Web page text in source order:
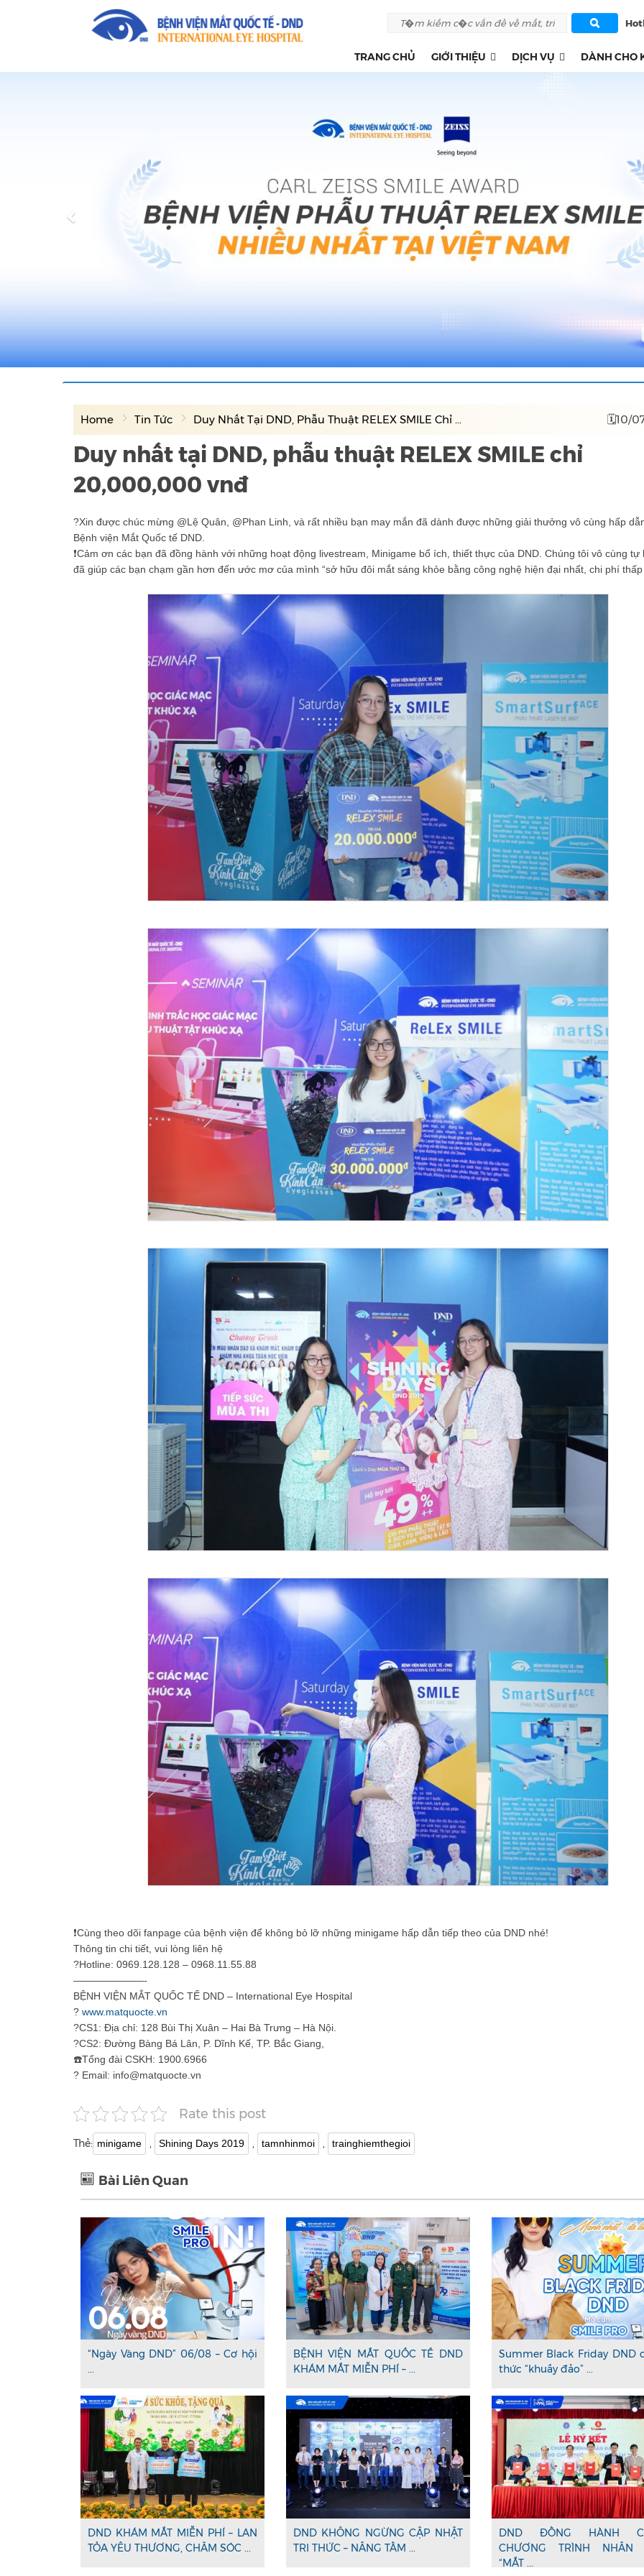
TRANG CHỦ GIỚI THIỆU DỊCH VỤ DÀNH CHO
Home Tin Tức Duy Nhất Tại DND, Phẫu Thuật RELEX SMILE Chỉ ... 🗓10/
Duy nhất tại DND, phẫu thuật RELEX SMILE chỉ
20,000,000 vnđ
?Xin được chúc mừng @Lệ Quân, @Phan Linh, và rất nhiều bạn may mắn đã dành được những giải thưởng vô cùng hấp
Bệnh viện Mắt Quốc tế DND.
❗️Cảm ơn các bạn đã đồng hành với những hoạt động livestream, Minigame bổ ích, thiết thực của DND. Chúng tôi vô cùng tự
đã giúp các bạn chạm gần hơn đến ước mơ của mình “sở hữu đôi mắt sáng khỏe bằng công nghệ hiện đại nhất, chi phí thấp
❗️Cùng theo dõi fanpage của bệnh viện để không bỏ lỡ những minigame hấp dẫn tiếp theo của DND nhé!
Thông tin chi tiết, vui lòng liên hệ
?Hotline: 0969.128.128 – 0968.11.55.88
———————-
BỆNH VIỆN MẮT QUỐC TẾ DND – International Eye Hospital
? www.matquocte.vn
?CS1: Địa chỉ: 128 Bùi Thị Xuân – Hai Bà Trưng – Hà Nội.
?CS2: Đường Bàng Bá Lân, P. Dĩnh Kế, TP. Bắc Giang,
☎️Tổng đài CSKH: 1900.6966
? Email: info@matquocte.vn
Rate this post
Thẻ: minigame , Shining Days 2019 , tamnhinmoi , trainghiemthegioi
Bài Liên Quan
“Ngày Vàng DND” 06/08 – Cơ hội
...
BỆNH VIỆN MẮT QUỐC TẾ DND
KHÁM MẮT MIỄN PHÍ – ...
Summer Black Friday DND
thức “khuấy đảo” ...
DND KHÁM MẮT MIỄN PHÍ – LAN
TỎA YÊU THƯƠNG, CHĂM SÓC ...
DND KHÔNG NGỪNG CẬP NHẬT
TRI THỨC – NÂNG TẦM ...
DND ĐỒNG HÀNH
CHƯƠNG TRÌNH NHÂN
“MẮT ...